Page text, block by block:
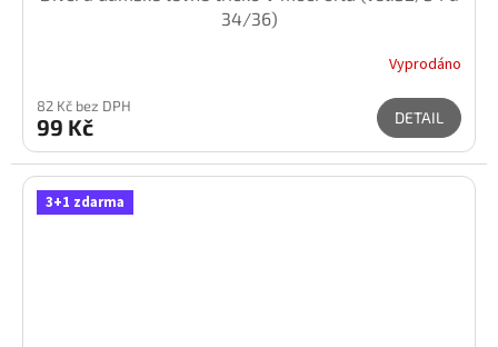
34/36)
Vyprodáno
82 Kč bez DPH
99 Kč DETAIL
3+1 zdarma